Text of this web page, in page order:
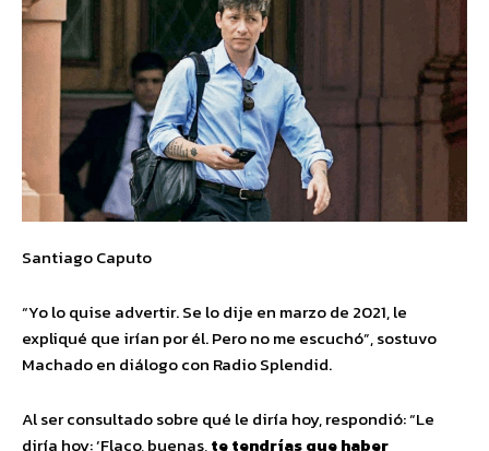
Santiago Caputo
“Yo lo quise advertir. Se lo dije en marzo de 2021, le
expliqué que irían por él. Pero no me escuchó”, sostuvo
Machado en diálogo con Radio Splendid.
Al ser consultado sobre qué le diría hoy, respondió: “Le
diría hoy: ‘Flaco, buenas,te tendrías que haber